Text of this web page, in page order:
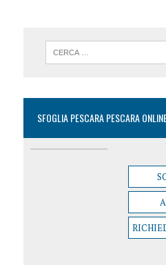
SFOGLIA PESCARA PESCARA